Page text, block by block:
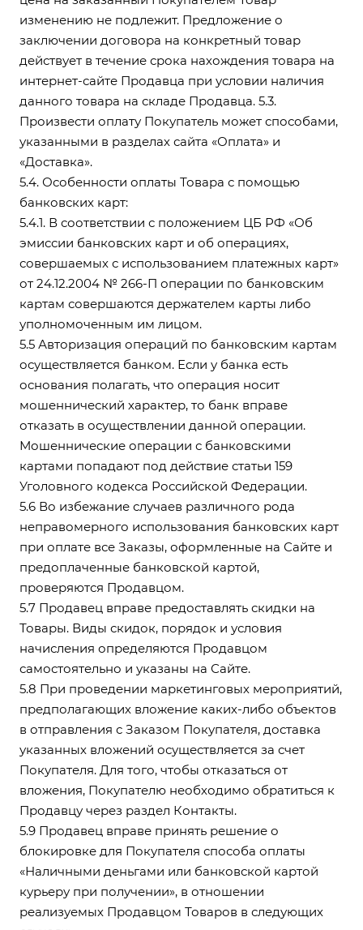
изменению не подлежит. Предложение о
заключении договора на конкретный товар
действует в течение срока нахождения товара на
интернет-сайте Продавца при условии наличия
данного товара на складе Продавца. 5.3.
Произвести оплату Покупатель может способами,
указанными в разделах сайта «Оплата» и
«Доставка».
5.4. Особенности оплаты Товара с помощью
банковских карт:
5.4.1. В соответствии с положением ЦБ РФ «Об
эмиссии банковских карт и об операциях,
совершаемых с использованием платежных карт»
от 24.12.2004 № 266-П операции по банковским
картам совершаются держателем карты либо
уполномоченным им лицом.
5.5 Авторизация операций по банковским картам
осуществляется банком. Если у банка есть
основания полагать, что операция носит
мошеннический характер, то банк вправе
отказать в осуществлении данной операции.
Мошеннические операции с банковскими
картами попадают под действие статьи 159
Уголовного кодекса Российской Федерации.
5.6 Во избежание случаев различного рода
неправомерного использования банковских карт
при оплате все Заказы, оформленные на Сайте и
предоплаченные банковской картой,
проверяются Продавцом.
5.7 Продавец вправе предоставлять скидки на
Товары. Виды скидок, порядок и условия
начисления определяются Продавцом
самостоятельно и указаны на Сайте.
5.8 При проведении маркетинговых мероприятий,
предполагающих вложение каких-либо объектов
в отправления с Заказом Покупателя, доставка
указанных вложений осуществляется за счет
Покупателя. Для того, чтобы отказаться от
вложения, Покупателю необходимо обратиться к
Продавцу через раздел Контакты.
5.9 Продавец вправе принять решение о
блокировке для Покупателя способа оплаты
«Наличными деньгами или банковской картой
курьеру при получении», в отношении
реализуемых Продавцом Товаров в следующих